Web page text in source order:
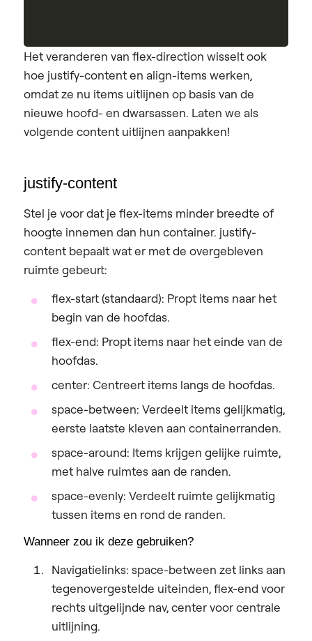
Het veranderen van flex-direction wisselt ook
hoe justify-content en align-items werken,
omdat ze nu items uitlijnen op basis van de
nieuwe hoofd- en dwarsassen. Laten we als
volgende content uitlijnen aanpakken!
justify-content
Stel je voor dat je flex-items minder breedte of
hoogte innemen dan hun container. justify-
content bepaalt wat er met de overgebleven
ruimte gebeurt:
flex-start (standaard): Propt items naar het
begin van de hoofdas.
flex-end: Propt items naar het einde van de
hoofdas.
center: Centreert items langs de hoofdas.
space-between: Verdeelt items gelijkmatig,
eerste laatste kleven aan containerranden.
space-around: Items krijgen gelijke ruimte,
met halve ruimtes aan de randen.
space-evenly: Verdeelt ruimte gelijkmatig
tussen items en rond de randen.
Wanneer zou ik deze gebruiken?
Navigatielinks: space-between zet links aan
tegenovergestelde uiteinden, flex-end voor
rechts uitgelijnde nav, center voor centrale
uitlijning.